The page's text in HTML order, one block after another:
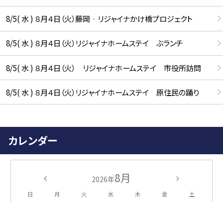
8/5( 水 ) ８月４日（火）藤岡‐リジャイナかけ橋プロジェクト
8/5( 水 ) ８月４日（火）リジャイナホームステイ ぶランチ
8/5( 水 ) ８月４日（火） リジャイナホームステイ 市役所訪問
8/5( 水 ) ８月４日（火）リジャイナホームステイ 原住民の踊り
カレンダー
2026年8月
日 月 火 水 木 金 土